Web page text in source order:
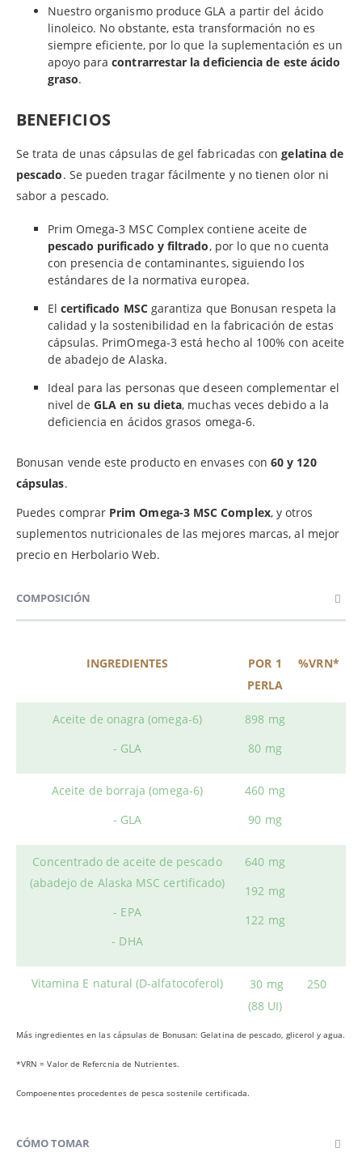
Nuestro organismo produce GLA a partir del ácido
linoleico. No obstante, esta transformación no es
siempre eficiente, por lo que la suplementación es un
apoyo paracontrarrestar la deficiencia de este ácido
graso.
BENEFICIOS
Se trata de unas cápsulas de gel fabricadas congelatina de
pescado. Se pueden tragar fácilmente y no tienen olor ni
sabor a pescado.
Prim Omega-3 MSC Complex contiene aceite de
pescado purificado y filtrado, por lo que no cuenta
con presencia de contaminantes, siguiendo los
estándares de la normativa europea.
El certificado MSCgarantiza que Bonusan respeta la
calidad y la sostenibilidad en la fabricación de estas
cápsulas. PrimOmega-3 está hecho al 100% con aceite
de abadejo de Alaska.
Ideal para las personas que deseen complementar el
nivel deGLA en su dieta, muchas veces debido a la
deficiencia en ácidos grasos omega-6.
Bonusan vende este producto en envases con60 y 120
cápsulas.
Puedes comprar Prim Omega-3 MSC Complex, y otros
suplementos nutricionales de las mejores marcas, al mejor
precio en Herbolario Web.
COMPOSICIÓN
INGREDIENTES
POR 1
PERLA
%VRN*
Aceite de onagra (omega-6)
- GLA
898 mg
80 mg
Aceite de borraja (omega-6)
- GLA
460 mg
90 mg
Concentrado de aceite de pescado
(abadejo de Alaska MSC certificado)
- EPA
- DHA
640 mg
192 mg
122 mg
Vitamina E natural (D-alfatocoferol)
30 mg
(88 UI)
250
Más ingredientes en las cápsulas de Bonusan: Gelatina de pescado, glicerol y agua.
*VRN = Valor de Refercnia de Nutrientes.
Compoenentes procedentes de pesca sostenile certificada.
CÓMO TOMAR